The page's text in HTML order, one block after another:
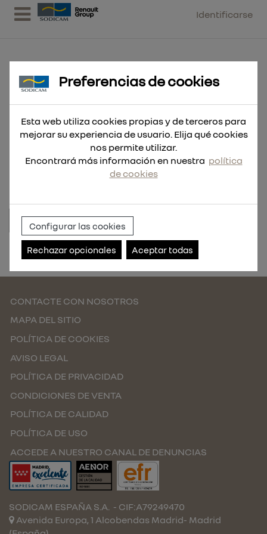
Identificarse
EQUIPO DE SUMINISTRO UREA
220V CON ASPIRACION
INFERIOR + PISTOLA AUT. INOX +
PRESOSTAT
Referencia:RDC112.INFP.03
CONTACTE CON NOSOTROS
MAPA DEL SITIO
POLÍTICA DE COOKIES
AVISO LEGAL
POLÍTICA DE PRIVACIDAD
CONDICIONES DE VENTA
POLÍTICA DE CALIDAD
POLÍTICA DE USO
ACCEDE A NUESTRO CANAL DE DENUNCIAS
SODICAM ESPAÑA S.A. - CIF:A79249470
Avenida Europa, 1 Alcobendas Madrid- Madrid
Preferencias de cookies
Esta web utiliza cookies propias y de terceros para
mejorar su experiencia de usuario. Elija qué cookies
nos permite utilizar.
Encontrará más información en nuestra política
de cookies
Configurar las cookies
Rechazar opcionales Aceptar todas